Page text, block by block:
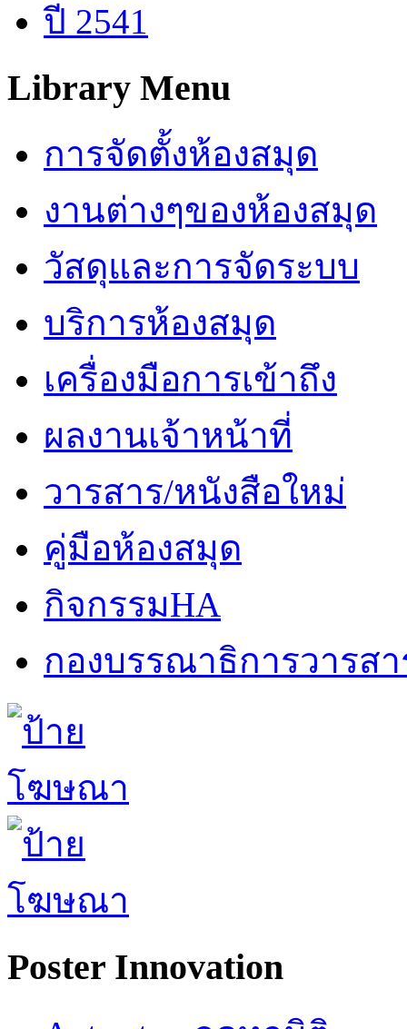
ปี 2541
Library Menu
การจัดตั้งห้องสมุด
งานต่างๆของห้องสมุด
วัสดุและการจัดระบบ
บริการห้องสมุด
เครื่องมือการเข้าถึง
ผลงานเจ้าหน้าที่
วารสาร/หนังสือใหม่
คู่มือห้องสมุด
กิจกรรมHA
กองบรรณาธิการวารส
Poster Innovation